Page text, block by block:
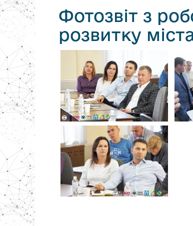
Фотозвіт з
розвитку